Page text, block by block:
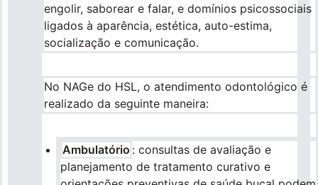
engolir, saborear e falar, e domínios psicossociais
ligados à aparência, estética, auto-estima,
socialização e comunicação.
No NAGe do HSL, o atendimento odontológico é
realizado da seguinte maneira:
Ambulatório : consultas de avaliação e
planejamento de tratamento curativo e